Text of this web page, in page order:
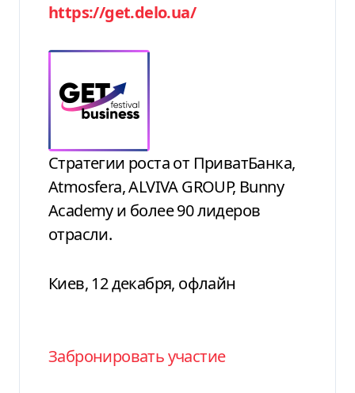
https://get.delo.ua/
Стратегии роста от ПриватБанка,
Atmosfera, ALVIVA GROUP, Bunny
Academy и более 90 лидеров
отрасли.
Киев, 12 декабря, офлайн
Забронировать участие